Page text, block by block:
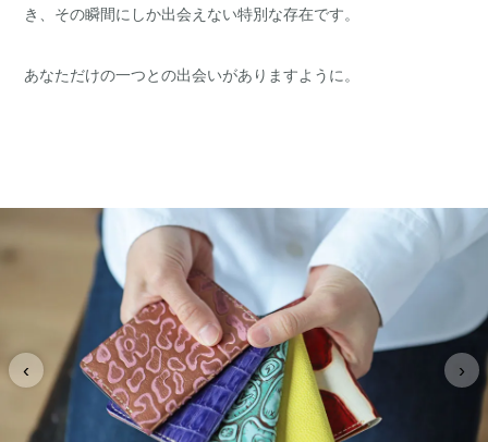
き、その瞬間にしか出会えない特別な存在です。
あなただけの一つとの出会いがありますように。
‹ ›